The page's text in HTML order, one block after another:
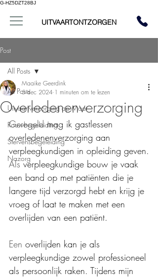
G-HZ5DZT28BJ
UITVAARTONTZORGEN
Post
All Posts
Uitvaartverzorging op Maat
Rouwbegeleiding
Stervensbegeleiding
Nazorg
All Posts
Overledenenverzorging
Maaike Geerdink
5 dec 2024 1 minuten om te lezen
Geregeld mag ik gastlessen
overledenenverzorging aan
verpleegkundigen in opleiding geven.
Als verpleegkundige bouw je vaak
een band op met patiënten die je
langere tijd verzorgd hebt en krijg je
vroeg of laat te maken met een
overlijden van een patiënt.
Een overlijden kan je als
verpleegkundige zowel professioneel
als persoonlijk raken. Tijdens mijn